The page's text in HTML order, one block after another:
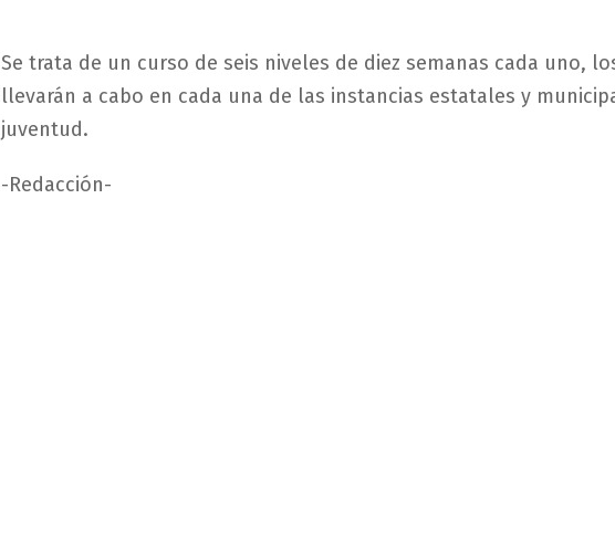
Se trata de un curso de seis niveles de diez semanas cada uno,
llevarán a cabo en cada una de las instancias estatales y
juventud.
-Redacción-